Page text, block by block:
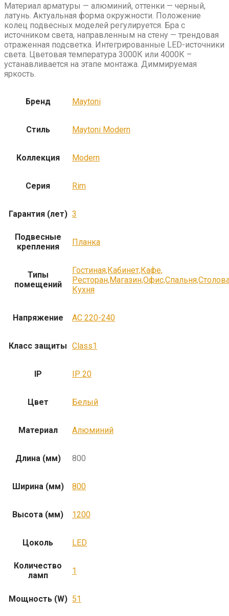
Материал арматуры — алюминий, оттенки — черный,
латунь. Актуальная форма окружности. Положение
колец подвесных моделей регулируется. Бра с
источником света, направленным на стену — трендовая
отраженная подсветка. Интегрированные LED-источники
света. Цветовая температура 3000К или 4000К –
устанавливается на этапе монтажа. Диммируемая
яркость.
Бренд Maytoni
Стиль Maytoni Modern
Коллекция Modern
Серия Rim
Гарантия (лет) 3
Подвесные
крепления
Планка
Типы
помещений
Гостиная,Кабинет,Кафе,
Кухня
Напряжение AC 220-240
Класс защиты Class1
IP IP 20
Цвет Белый
Материал Алюминий
Длина (мм) 800
Ширина (мм) 800
Высота (мм) 1200
Цоколь LED
Количество
ламп
1
Мощность (W) 51